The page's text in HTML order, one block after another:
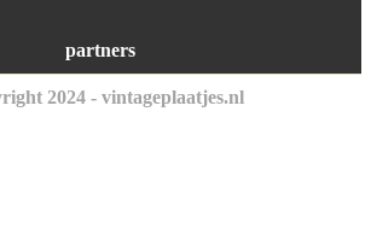
partners
2024 - vintageplaatjes.nl